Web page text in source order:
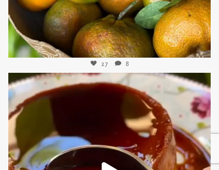
27 8
sweetkwisine